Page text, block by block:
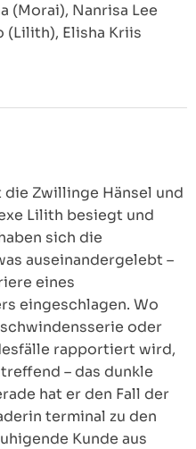
(Morai), Nanrisa Lee
(Lilith), Elisha Kriis
Zwillinge Hänsel und
Lilith besiegt und
sich die
auseinandergelebt –
eines
eingeschlagen. Wo
oder
rapportiert wird,
– das dunkle
hat er den Fall der
terminal zu den
Kunde aus